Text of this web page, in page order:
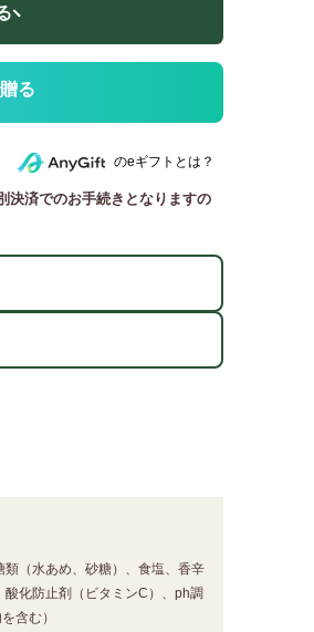
のeギフトとは？
決済でのお手続きとなりますの
（水あめ、砂糖）、食塩、香辛
化防止剤（ビタミンC）、ph調
含む）